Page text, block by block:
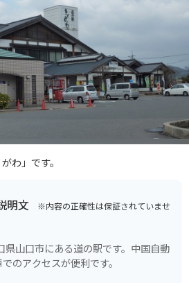
わ」です。
明文 ※内容の正確性は保証されていませ
県山口市にある道の駅です。中国自動
のアクセスが便利です。